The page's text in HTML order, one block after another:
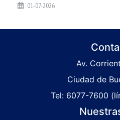
01-07-2026
Av.
Ciudad de
Tel: 6077-7600